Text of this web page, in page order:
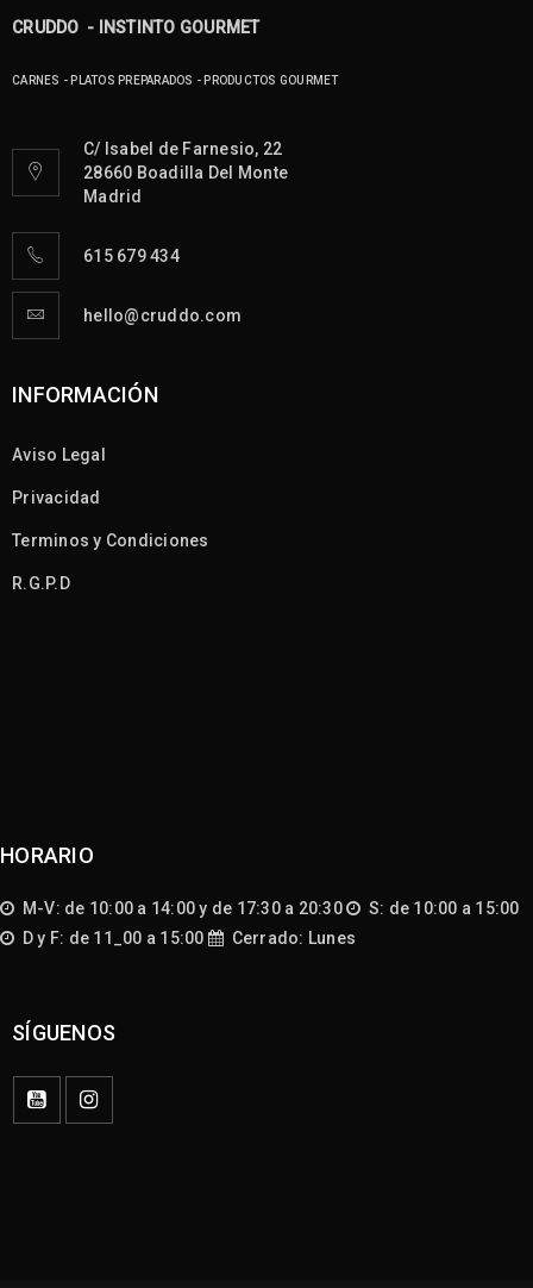
CRUDDO - INSTINTO GOURMET
CARNES - PLATOS PREPARADOS - PRODUCTOS GOURMET
C/ Isabel de Farnesio, 22
28660 Boadilla Del Monte
Madrid
615 679 434
hello@cruddo.com
INFORMACIÓN
Aviso Legal
Privacidad
Terminos y Condiciones
R.G.P.D
HORARIO
M-V: de 10:00 a 14:00 y de 17:30 a 20:30
S: de 10:00 a 15:00
D y F: de 11_00 a 15:00
Cerrado: Lunes
SÍGUENOS